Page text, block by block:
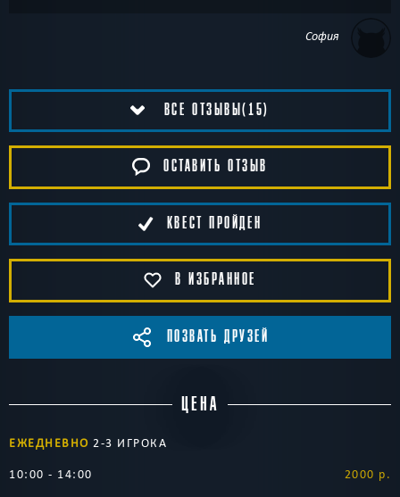
София
ВСЕ ОТЗЫВЫ(15)
ОСТАВИТЬ ОТЗЫВ
КВЕСТ ПРОЙДЕН
В ИЗБРАННОЕ
ПОЗВАТЬ ДРУЗЕЙ
ЦЕНА
ЕЖЕДНЕВНО 2-3 ИГРОКА
10:00 - 14:00 2000 р.